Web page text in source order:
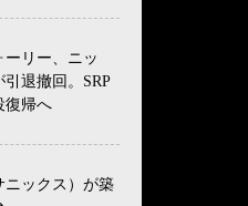
リー、ニッ
退撤回。SRP
復帰へ
ニックス）が築